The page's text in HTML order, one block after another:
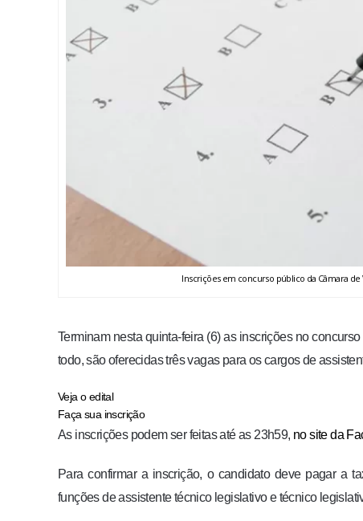
Inscrições em concurso público da Câmara
Terminam nesta quinta-feira (6) as inscrições no
todo, são oferecidas três vagas para os cargos de
Veja o edital
Faça sua inscrição
As inscrições podem ser feitas até as 23h59, no site da
Para confirmar a inscrição, o candidato deve pagar a
funções de assistente técnico legislativo e técnico